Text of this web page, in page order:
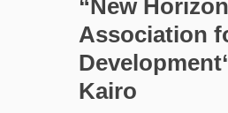
“New Horizon
Association
Kairo